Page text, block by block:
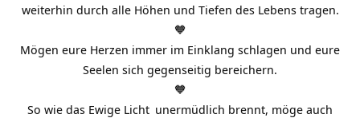
weiterhin durch alle Höhen und Tiefen des Lebens tragen.
🧡
Mögen eure Herzen immer im Einklang schlagen und eure
Seelen sich gegenseitig bereichern.
🧡
So wie das Ewige Licht unermüdlich brennt, möge auch